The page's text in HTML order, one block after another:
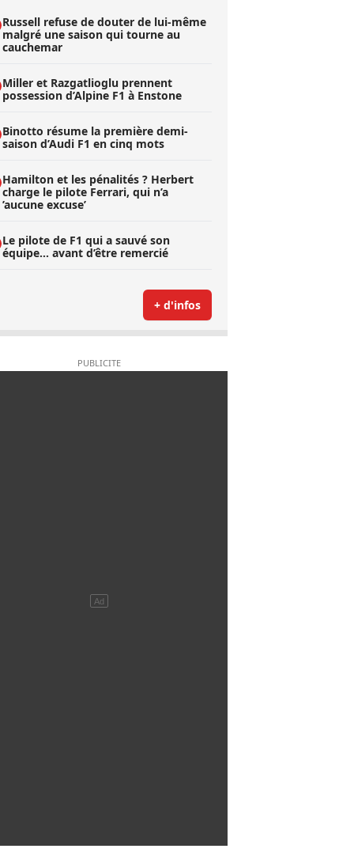
Russell refuse de douter de lui-même
malgré une saison qui tourne au
cauchemar
Miller et Razgatlioglu prennent
possession d’Alpine F1 à Enstone
Binotto résume la première demi-
saison d’Audi F1 en cinq mots
Hamilton et les pénalités ? Herbert
charge le pilote Ferrari, qui n’a
’aucune excuse’
Le pilote de F1 qui a sauvé son
équipe… avant d’être remercié
+ d'infos